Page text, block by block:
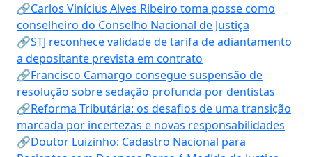
🔗Carlos Vinícius Alves Ribeiro toma posse como
conselheiro do Conselho Nacional de Justiça
🔗STJ reconhece validade de tarifa de adiantamento
a depositante prevista em contrato
🔗Francisco Camargo consegue suspensão de
resolução sobre sedação profunda por dentistas
🔗Reforma Tributária: os desafios de uma transição
marcada por incertezas e novas responsabilidades
🔗Doutor Luizinho: Cadastro Nacional para